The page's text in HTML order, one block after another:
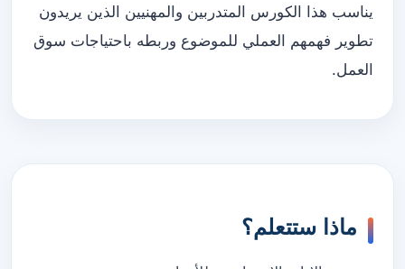
يناسب هذا الكورس المتدربين والمهنيين الذين يريدون
تطوير فهمهم العملي للموضوع وربطه باحتياجات سوق
العمل.
ماذا ستتعلم؟